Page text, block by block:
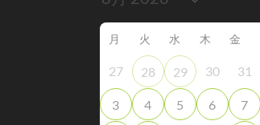
月 火 水 木 金
27 28 29 30 31
3 4 5 6 7